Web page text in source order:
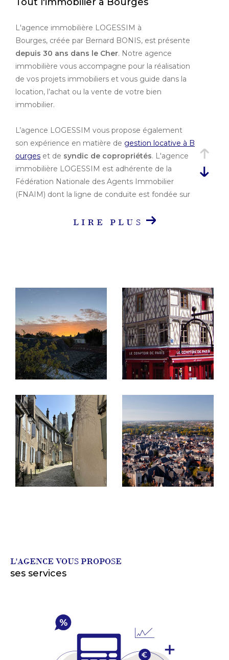
L'agence immobilière LOGESSIM à
Bourges, créée par Bernard BONIS, est présente
depuis 30 ans dans le Cher. Notre agence
immobilière vous accompagne pour la réalisation
de vos projets immobiliers et vous guide dans la
location, l’achat ou la vente de votre bien
immobilier.
L’agence LOGESSIM vous propose également
son expérience en matière de gestion locative à B
ourges et de syndic de copropriétés. L'agence
immobilière LOGESSIM est adhérente de la
Fédération Nationale des Agents Immobilier
(FNAIM) dont la ligne de conduite est fondée sur
biens en location
sur notre site internet : studios,
appartements, maisons, commerces...
Vous avez une question ou souhaitez visiter un
bien immobilier ? N’hésitez pas, venez nous
rendre visite ou contactez-nous.
LIRE PLUS
L'AGENCE VOUS PROPOSE
ses services
Ville
Budget
Budget
Surface
Surface
Pièces
Pièces
Référence
AFFINER LES
CRITÈRES
Exclusivités Nouveautés
RECHERCHER